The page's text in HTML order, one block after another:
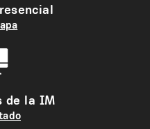
de la IM